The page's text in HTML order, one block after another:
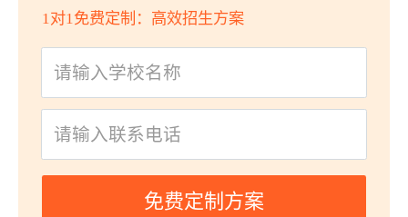
1对1免费定制：高效招生方案
免费定制方案